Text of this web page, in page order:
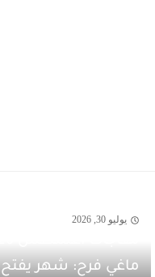
يوليو 30, 2026
ماغي فرح: شهر يفتح